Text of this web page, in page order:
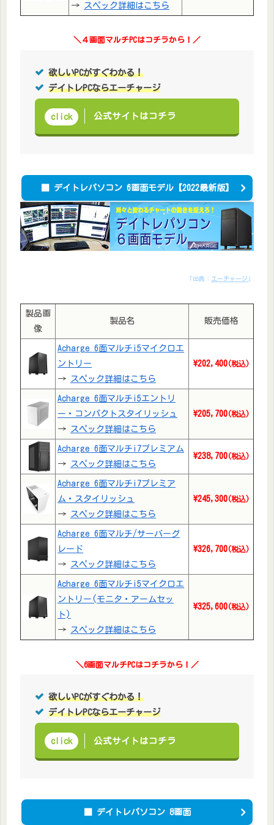
→
スペック詳細はこちら
＼４画面マルチPCはコチラから！ ／
欲しいPCがすぐわかる！
デイトレPCならエーチャージ
click 公式サイトはコチラ
■ デイトレパソコン 6画面モデル【2022最新版】
「出典： エーチャージ 」
製品画
像
製品名 販売価格
Acharge 6面マルチi5マイクロエ
ントリー
→
スペック詳細はこちら
\202,400(税込)
Acharge 6面マルチi5エントリ
ー・コンパクトスタイリッシュ
→
スペック詳細はこちら
\205,700(税込)
Acharge 6面マルチi7プレミアム
→
スペック詳細はこちら
\238,700(税込)
Acharge 6面マルチi7プレミア
ム・スタイリッシュ
→
スペック詳細はこちら
\245,300(税込)
Acharge 6面マルチ/サーバーグ
レード
→
スペック詳細はこちら
\326,700(税込)
Acharge 6面マルチi5マイクロエ
ントリー(モニタ・アームセッ
ト)
→
スペック詳細はこちら
\325,600(税込)
＼6画面マルチPCはコチラから！ ／
欲しいPCがすぐわかる！
デイトレPCならエーチャージ
click 公式サイトはコチラ
デイトレパソコン 8画面